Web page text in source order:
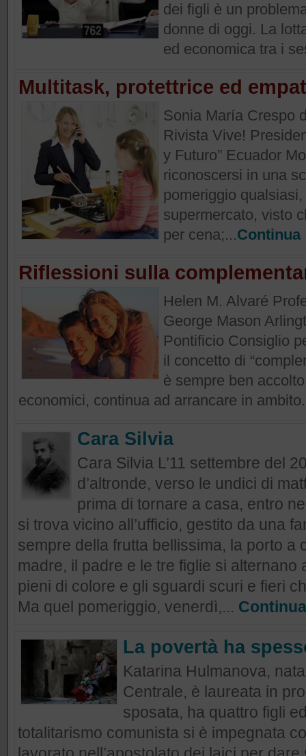
dei figli è un
donne di oggi. La
ed economica tra i
Multitask, protettrice ed
Sonia María Crespo
Rivista Vive!
y Futuro” Ecuador
riconoscersi in una
pomeriggio
supermercato, visto
per cena;...Continua
Riflessioni sulla
Helen M. Alvaré
George Mason
Pontificio Consiglio
il concetto di
è sempre ben
economici, continua ad arrancare in
Cara Silvia
Cara Silvia L’11 settembre del
d’altronde, verso le undici di
prima di tornare a casa, entro
si trova vicino all’ufficio, gestito da una
sempre della frutta bellissima, la porto a
madre, il padre e le tre figlie si alternano
pieni di colore e gli sguardi scuri e fieri
Ma quel pomeriggio, venerdì,... Continua
La povertà ha
Katarina Hulmanova,
Centrale, è laureata in
sposata, ha quattro figli
totalitarismo comunista si è impegnata